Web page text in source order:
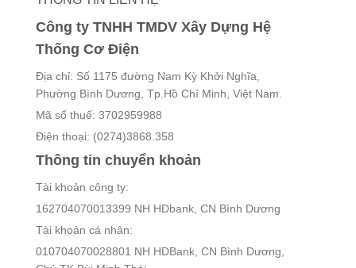
Công ty TNHH TMDV Xây Dựng Hệ
Thống Cơ Điện
Địa chỉ: Số 1175 đường Nam Kỳ Khởi Nghĩa,
Phường Bình Dương, Tp.Hồ Chí Minh, Việt Nam.
Mã số thuế: 3702959988
Điện thoại: (0274)3868.358
Thông tin chuyển khoản
Tài khoản công ty:
162704070013399 NH HDbank, CN Bình Dương
Tài khoản cá nhân:
010704070028801 NH HDBank, CN Bình Dương,